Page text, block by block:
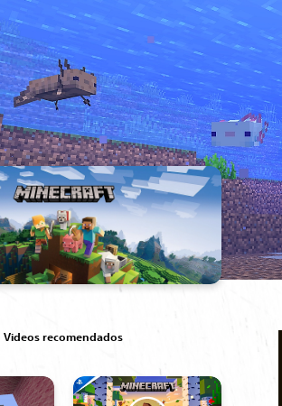
Videos recomendados